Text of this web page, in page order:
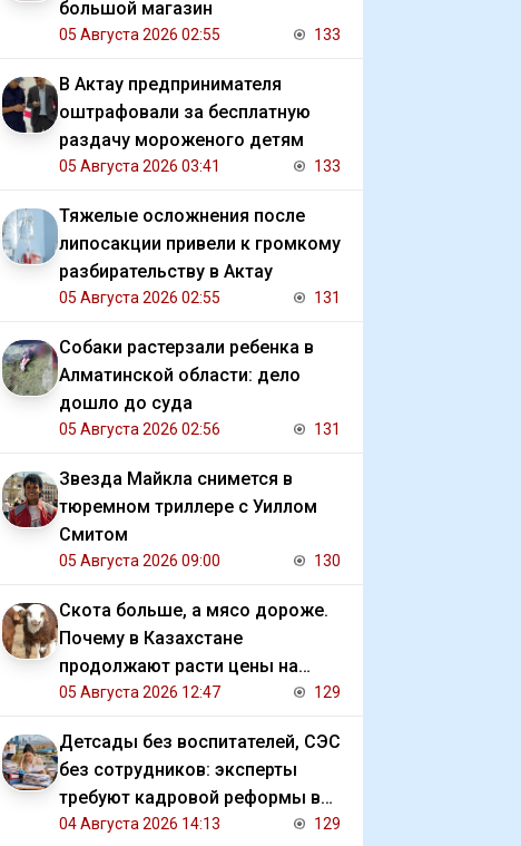
большой магазин
05 Августа 2026 02:55 133
В Актау предпринимателя
оштрафовали за бесплатную
раздачу мороженого детям
05 Августа 2026 03:41 133
Тяжелые осложнения после
липосакции привели к громкому
разбирательству в Актау
05 Августа 2026 02:55 131
Собаки растерзали ребенка в
Алматинской области: дело
дошло до суда
05 Августа 2026 02:56 131
Звезда Майкла снимется в
тюремном триллере с Уиллом
Смитом
05 Августа 2026 09:00 130
Скота больше, а мясо дороже.
Почему в Казахстане
продолжают расти цены на
баранину и конину
05 Августа 2026 12:47 129
Детсады без воспитателей, СЭС
без сотрудников: эксперты
требуют кадровой реформы в
Казахстане
04 Августа 2026 14:13 129